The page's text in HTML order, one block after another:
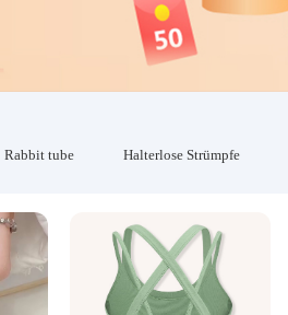
Rabbit tube Halterlose Strümpfe